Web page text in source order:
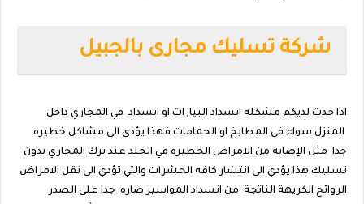
شركة تسليك مجارى بالجبيل
اذا حدث لديكم مشكله انسداد البيارات او انسداد في المجاري داخل
المنزل سواء في المطابخ او الحمامات فهذا يؤدي الى مشاكل خطيره
جدا مثل الإصابة من الامراض الخطيرة في الجلد عند ترك المجاري بدون
تسليك هذا يؤدي الى انتشار كافه الحشرات والتي تؤدي الى نقل الامراض
الروائح الكريهة الناتجة من انسداد المواسير ضاره جدا على الصدر